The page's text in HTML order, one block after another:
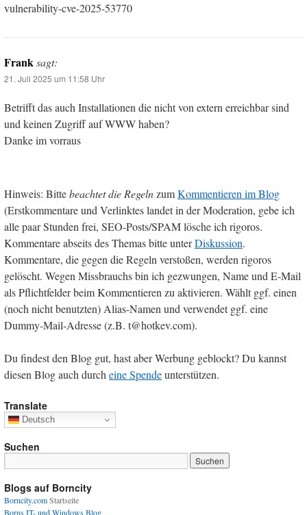
vulnerability-cve-2025-53770
Franksagt:
21. Juli 2025 um 11:58 Uhr
Betrifft das auch Installationen die nicht von extern erreichbar sind
und keinen Zugriff auf WWW haben?
Danke im vorraus
Hinweis: Bittebeachtet die RegelnzumKommentieren im Blog
(Erstkommentare und Verlinktes landet in der Moderation, gebe ich
alle paar Stunden frei, SEO-Posts/SPAM lösche ich rigoros.
Kommentare abseits des Themas bitte unterDiskussion.
Kommentare, die gegen die Regeln verstoßen, werden rigoros
gelöscht. Wegen Missbrauchs bin ich gezwungen, Name und E-Mail
als Pflichtfelder beim Kommentieren zu aktivieren. Wählt ggf. einen
(noch nicht benutzten) Alias-Namen und verwendet ggf. eine
Dummy-Mail-Adresse (z.B. t@hotkev.com).
Du findest den Blog gut, hast aber Werbung geblockt? Du kannst
diesen Blog auch durcheine Spendeunterstützen.
Translate
Deutsch
Suchen
Blogs auf Borncity
Borncity.comStartseite
Borns IT- und Windows Blog